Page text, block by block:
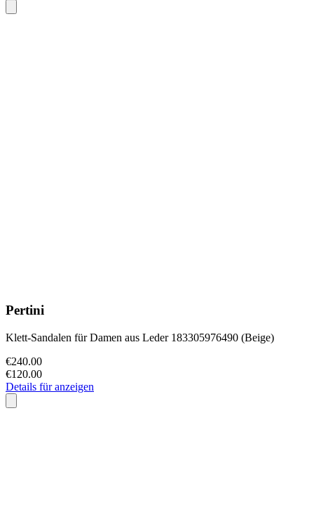
Pertini
Klett-Sandalen für Damen aus Leder 183305976490 (Beige)
€240.00
€120.00
Details für anzeigen